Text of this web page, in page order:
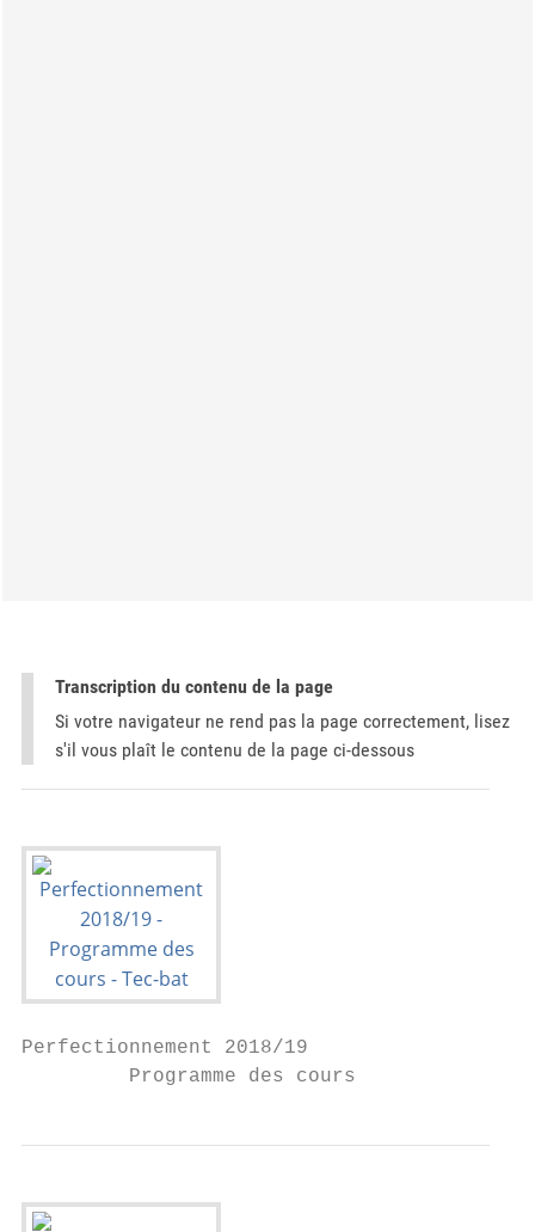
Transcription du contenu de la page
Si votre navigateur ne rend pas la page correctement, lisez
s'il vous plaît le contenu de la page ci-dessous
Perfectionnement 2018/19
         Programme des cours